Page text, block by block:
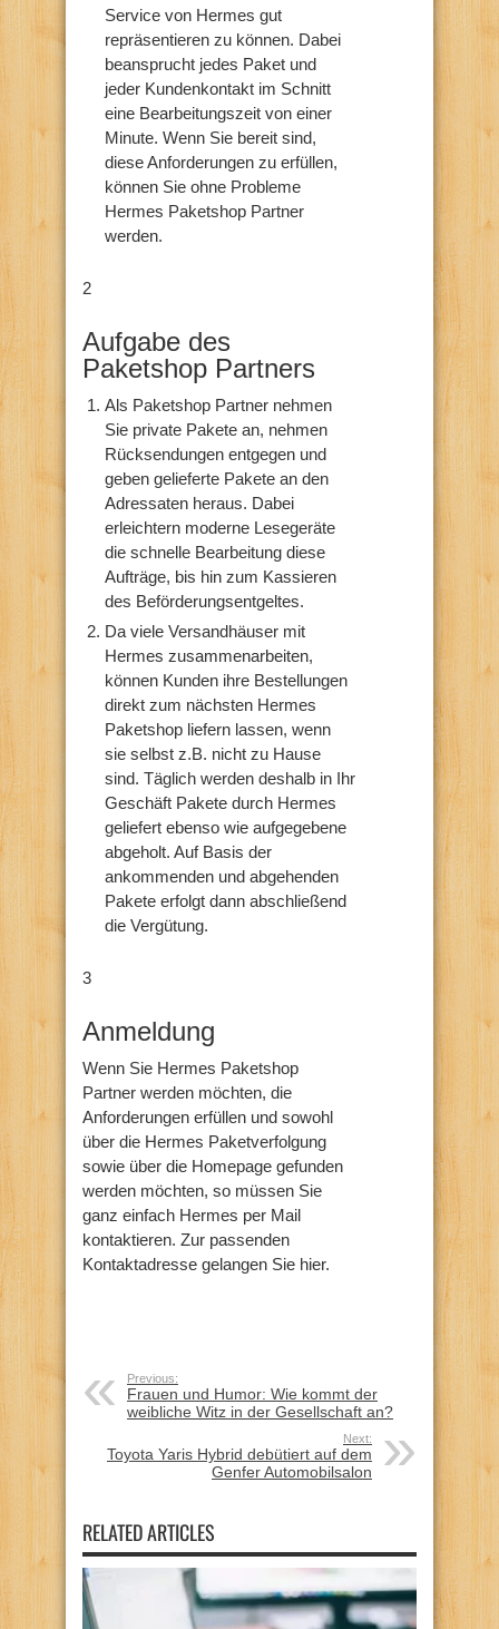
Service von Hermes gut
repräsentieren zu können. Dabei
beansprucht jedes Paket und
jeder Kundenkontakt im Schnitt
eine Bearbeitungszeit von einer
Minute. Wenn Sie bereit sind,
diese Anforderungen zu erfüllen,
können Sie ohne Probleme
Hermes Paketshop Partner
werden.
2
Aufgabe des
Paketshop Partners
Als Paketshop Partner nehmen
Sie private Pakete an, nehmen
Rücksendungen entgegen und
geben gelieferte Pakete an den
Adressaten heraus. Dabei
erleichtern moderne Lesegeräte
die schnelle Bearbeitung diese
Aufträge, bis hin zum Kassieren
des Beförderungsentgeltes.
Da viele Versandhäuser mit
Hermes zusammenarbeiten,
können Kunden ihre Bestellungen
direkt zum nächsten Hermes
Paketshop liefern lassen, wenn
sie selbst z.B. nicht zu Hause
sind. Täglich werden deshalb in Ihr
Geschäft Pakete durch Hermes
geliefert ebenso wie aufgegebene
abgeholt. Auf Basis der
ankommenden und abgehenden
Pakete erfolgt dann abschließend
die Vergütung.
3
Anmeldung
Wenn Sie Hermes Paketshop
Partner werden möchten, die
Anforderungen erfüllen und sowohl
über die Hermes Paketverfolgung
sowie über die Homepage gefunden
werden möchten, so müssen Sie
ganz einfach Hermes per Mail
kontaktieren. Zur passenden
Kontaktadresse gelangen Sie hier.
Previous:
Frauen und Humor: Wie kommt der
weibliche Witz in der Gesellschaft an?
Next:
Toyota Yaris Hybrid debütiert auf dem
Genfer Automobilsalon
RELATED ARTICLES